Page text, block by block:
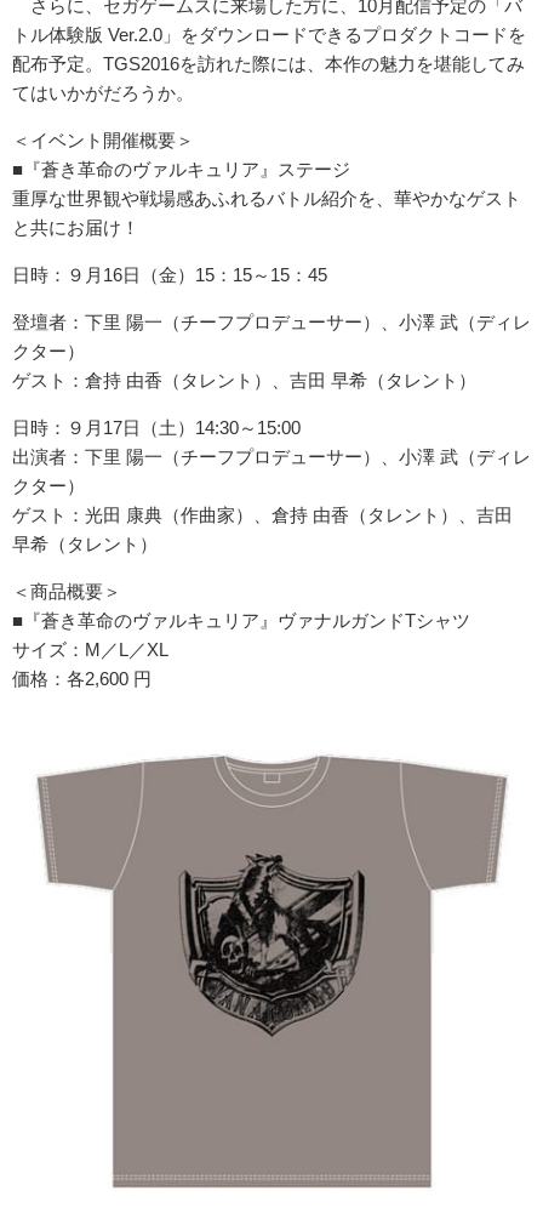
さらに、セガゲームスに来場した方に、10月配信予定の「バ
トル体験版 Ver.2.0」をダウンロードできるプロダクトコードを
配布予定。TGS2016を訪れた際には、本作の魅力を堪能してみ
てはいかがだろうか。
＜イベント開催概要＞
■『蒼き革命のヴァルキュリア』ステージ
重厚な世界観や戦場感あふれるバトル紹介を、華やかなゲスト
と共にお届け！
日時：９月16日（金）15：15～15：45
登壇者：下里 陽一（チーフプロデューサー）、小澤 武（ディレ
クター）
ゲスト：倉持 由香（タレント）、吉田 早希（タレント）
日時：９月17日（土）14:30～15:00
出演者：下里 陽一（チーフプロデューサー）、小澤 武（ディレ
クター）
ゲスト：光田 康典（作曲家）、倉持 由香（タレント）、吉田
早希（タレント）
＜商品概要＞
■『蒼き革命のヴァルキュリア』ヴァナルガンドTシャツ
サイズ：M／L／XL
価格：各2,600 円